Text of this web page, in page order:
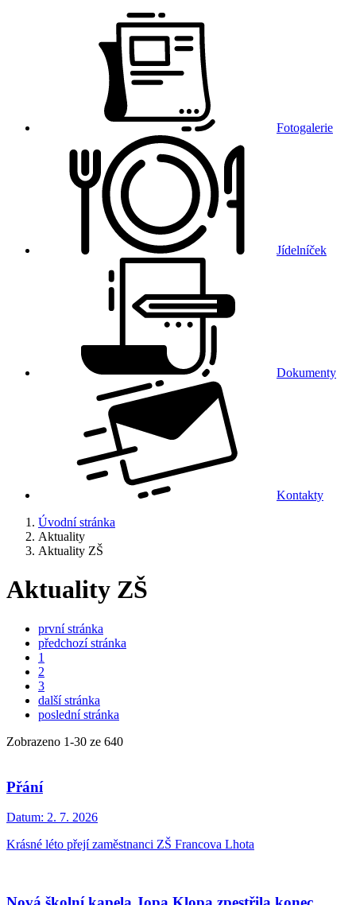
Fotogalerie
Jídelníček
Dokumenty
Kontakty
Úvodní stránka
Aktuality
Aktuality ZŠ
Aktuality ZŠ
první stránka
předchozí stránka
1
2
3
další stránka
poslední stránka
Zobrazeno 1-30 ze 640
Přání
Datum: 2. 7. 2026
Krásné léto přejí zaměstnanci ZŠ Francova Lhota